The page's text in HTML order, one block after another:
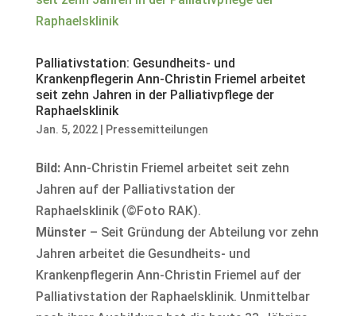
Palliativstation: Gesundheits- und
Krankenpflegerin Ann-Christin Friemel arbeitet
seit zehn Jahren in der Palliativpflege der
Raphaelsklinik
Jan. 5, 2022| Pressemitteilungen
Bild:Ann-Christin Friemel arbeitet seit zehn
Jahren auf der Palliativstation der
Raphaelsklinik (©Foto RAK).
Münster – Seit Gründung der Abteilung vor zehn
Jahren arbeitet die Gesundheits- und
Krankenpflegerin Ann-Christin Friemel auf der
Palliativstation der Raphaelsklinik. Unmittelbar